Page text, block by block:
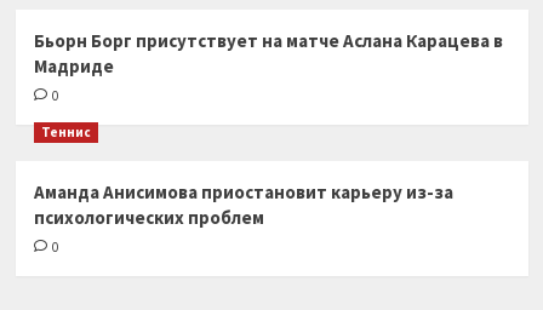
Бьорн Борг присутствует на матче Аслана Карацева в
Мадриде
0
Теннис
Аманда Анисимова приостановит карьеру из-за
психологических проблем
0